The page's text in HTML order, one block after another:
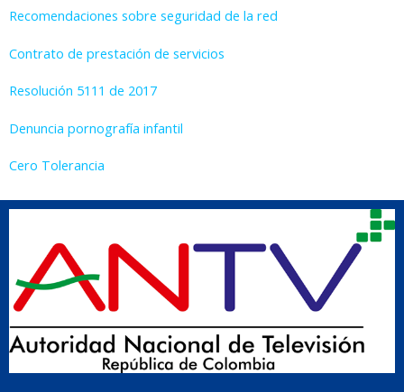
Recomendaciones sobre seguridad de la red
Contrato de prestación de servicios
Resolución 5111 de 2017
Denuncia pornografía infantil
Cero Tolerancia